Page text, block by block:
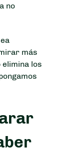
no
más
los